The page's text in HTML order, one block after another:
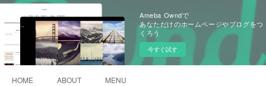
Ameba Owndで
あなただけのホームページやブログをつ
くろう
今すぐ試す
HOME ABOUT MENU